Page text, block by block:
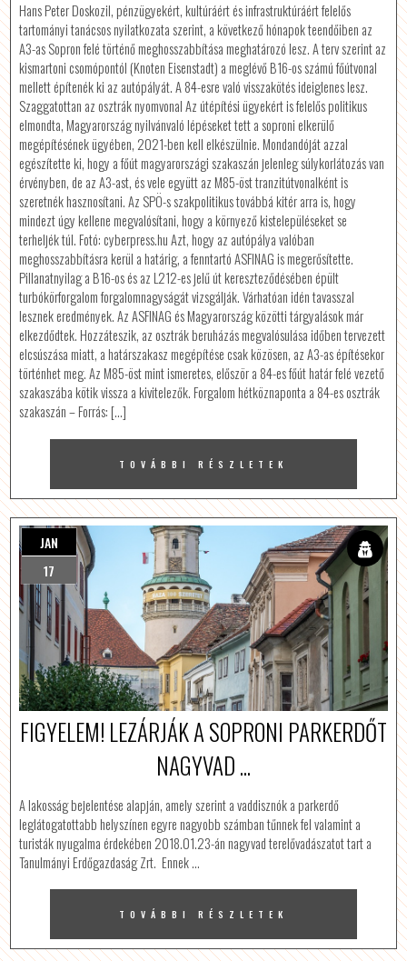
Hans Peter Doskozil, pénzügyekért, kultúráért és infrastruktúráért felelős
tartományi tanácsos nyilatkozata szerint, a következő hónapok teendőiben az
A3-as Sopron felé történő meghosszabbítása meghatározó lesz. A terv szerint az
kismartoni csomópontól (Knoten Eisenstadt) a meglévő B16-os számú főútvonal
mellett építenék ki az autópályát. A 84-esre való visszakötés ideiglenes lesz.
Szaggatottan az osztrák nyomvonal Az útépítési ügyekért is felelős politikus
elmondta, Magyarország nyilvánvaló lépéseket tett a soproni elkerülő
megépítésének ügyében, 2021-ben kell elkészülnie. Mondandóját azzal
egészítette ki, hogy a főút magyarországi szakaszán jelenleg súlykorlátozás van
érvényben, de az A3-ast, és vele együtt az M85-öst tranzitútvonalként is
szeretnék hasznosítani. Az SPÖ-s szakpolitikus továbbá kitér arra is, hogy
mindezt úgy kellene megvalósítani, hogy a környező kistelepüléseket se
terheljék túl. Fotó: cyberpress.hu Azt, hogy az autópálya valóban
meghosszabbításra kerül a határig, a fenntartó ASFINAG is megerősítette.
Pillanatnyilag a B16-os és az L212-es jelű út kereszteződésében épült
turbókörforgalom forgalomnagyságát vizsgálják. Várhatóan idén tavasszal
lesznek eredmények. Az ASFINAG és Magyarország közötti tárgyalások már
elkezdődtek. Hozzáteszik, az osztrák beruházás megvalósulása időben tervezett
elcsúszása miatt, a határszakasz megépítése csak közösen, az A3-as építésekor
történhet meg. Az M85-öst mint ismeretes, először a 84-es főút határ felé vezető
szakaszába kötik vissza a kivitelezők. Forgalom hétköznaponta a 84-es osztrák
szakaszán – Forrás: […]
TOVÁBBI RÉSZLETEK
JAN
17
FIGYELEM! LEZÁRJÁK A SOPRONI PARKERDŐT
NAGYVAD ...
A lakosság bejelentése alapján, amely szerint a vaddisznók a parkerdő
leglátogatottabb helyszínen egyre nagyobb számban tűnnek fel valamint a
turisták nyugalma érdekében 2018.01.23-án nagyvad terelővadászatot tart a
Tanulmányi Erdőgazdaság Zrt. Ennek …
TOVÁBBI RÉSZLETEK